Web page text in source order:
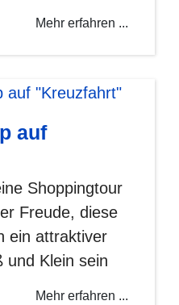
Mehr erfahren ...
auf
Shoppingtour
Freude, diese
ein attraktiver
und Klein sein
Mehr erfahren ...